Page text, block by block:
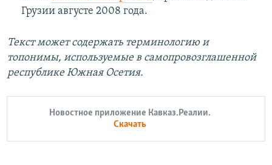
Грузии августе 2008 года.
Текст может содержать терминологию и
топонимы, используемые в самопровозглашенной
республике Южная Осетия.
Новостное приложение Кавказ.Реалии.
Скачать